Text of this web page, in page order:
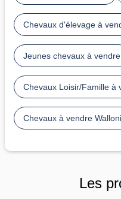
Chevaux d'élevage à
Jeunes chevaux à vendre
Chevaux Loisir/Famille à
Chevaux à vendre
Les